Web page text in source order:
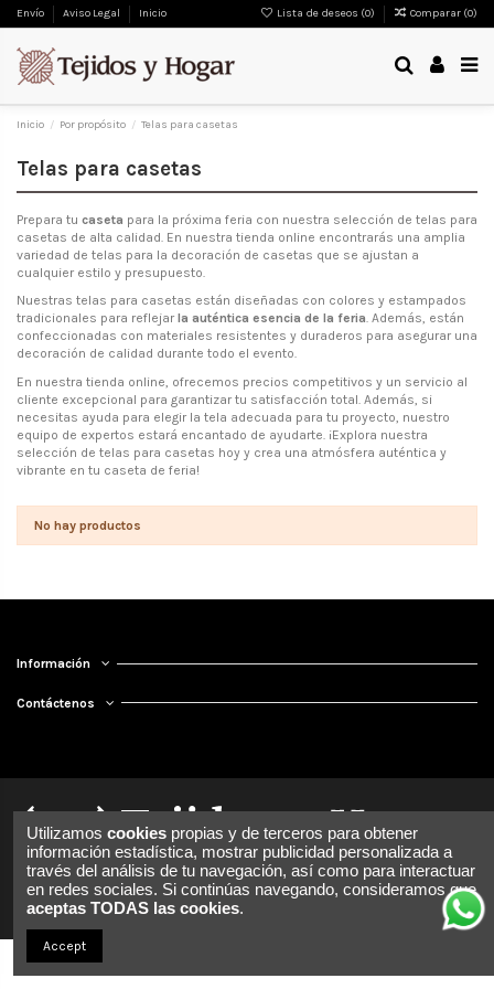
Envío Aviso Legal Inicio Lista de deseos (0) Comparar (0)
Inicio Por propósito Telas para casetas
Telas para casetas
Prepara tu caseta para la próxima feria con nuestra selección de telas para
casetas de alta calidad. En nuestra tienda online encontrarás una amplia
variedad de telas para la decoración de casetas que se ajustan a
cualquier estilo y presupuesto.
Nuestras telas para casetas están diseñadas con colores y estampados
tradicionales para reflejar la auténtica esencia de la feria. Además, están
confeccionadas con materiales resistentes y duraderos para asegurar una
decoración de calidad durante todo el evento.
En nuestra tienda online, ofrecemos precios competitivos y un servicio al
cliente excepcional para garantizar tu satisfacción total. Además, si
necesitas ayuda para elegir la tela adecuada para tu proyecto, nuestro
equipo de expertos estará encantado de ayudarte. ¡Explora nuestra
selección de telas para casetas hoy y crea una atmósfera auténtica y
vibrante en tu caseta de feria!
No hay productos
Información
Contáctenos
Utilizamos cookies propias y de terceros para obtener
información estadística, mostrar publicidad personalizada a
través del análisis de tu navegación, así como para interactuar
en redes sociales. Si continúas navegando, consideramos que
aceptas TODAS las cookies.
Accept